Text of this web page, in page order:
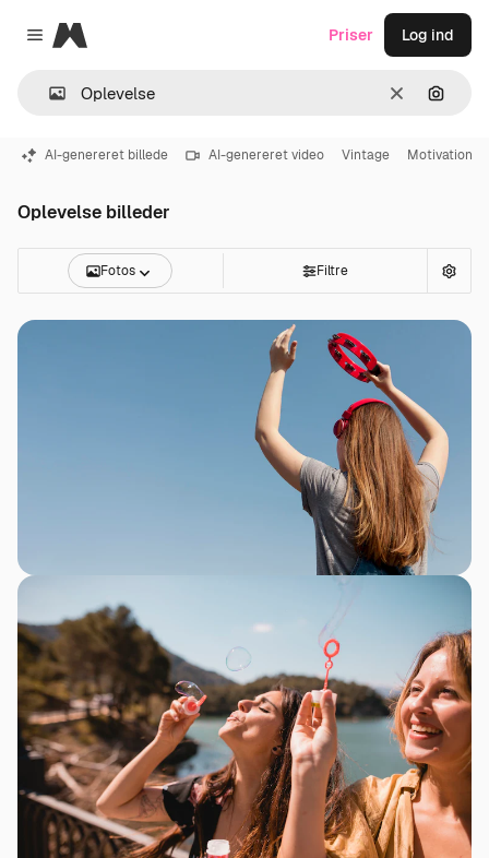
Close menu
Magnific
Klar Søg
Priser Log ind
AI-genereret billede AI-genereret video Vintage Motivation
Oplevelse billeder
Fotos Filtre